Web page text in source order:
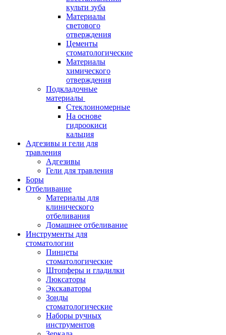
культи зуба
Материалы
светового
отверждения
Цементы
стоматологические
Материалы
химического
отверждения
Подкладочные
материалы
Стеклоиномерные
На основе
гидроокиси
кальция
Адгезивы и гели для
травления
Адгезивы
Гели для травления
Боры
Отбеливание
Материалы для
клинического
отбеливания
Домашнее отбеливание
Инструменты для
стоматологии
Пинцеты
стоматологические
Штопферы и гладилки
Люксаторы
Экскаваторы
Зонды
стоматологические
Наборы ручных
инструментов